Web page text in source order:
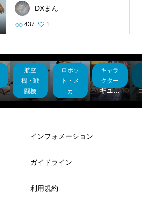
DXまん
437 1
航空
機・戦
闘機
銀河
日本戦
車道...
ロボッ
ト・メ
カ
ドム
キャノ
キャラ
クター
バンダ
イフィ
ギュ...
インフォメーション
ガイドライン
利用規約